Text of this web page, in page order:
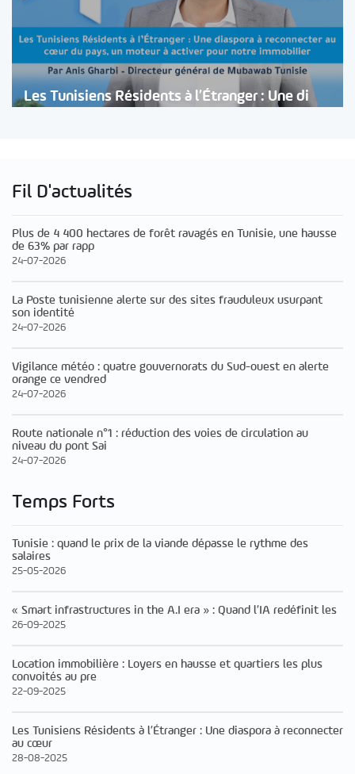
Les Tunisiens Résidents à l’Étranger : Une di
Fil D'actualités
Plus de 4 400 hectares de forêt ravagés en Tunisie, une hausse
de 63% par rapp
24-07-2026
La Poste tunisienne alerte sur des sites frauduleux usurpant
son identité
24-07-2026
Vigilance météo : quatre gouvernorats du Sud-ouest en alerte
orange ce vendred
24-07-2026
Route nationale n°1 : réduction des voies de circulation au
niveau du pont Sai
24-07-2026
Temps Forts
Tunisie : quand le prix de la viande dépasse le rythme des
salaires
25-05-2026
« Smart infrastructures in the A.I era » : Quand l’IA redéfinit les
26-09-2025
Location immobilière : Loyers en hausse et quartiers les plus
convoités au pre
22-09-2025
Les Tunisiens Résidents à l’Étranger : Une diaspora à reconnecter
au cœur
28-08-2025